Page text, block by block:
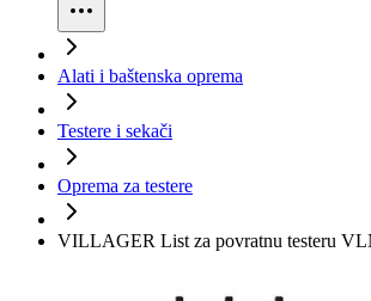
Alati i baštenska oprema
Testere i sekači
Oprema za testere
VILLAGER List za povratnu testeru